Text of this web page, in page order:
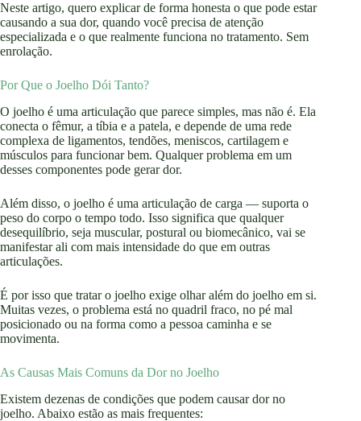
Neste artigo, quero explicar de forma honesta o que pode estar
causando a sua dor, quando você precisa de atenção
especializada e o que realmente funciona no tratamento. Sem
enrolação.
Por Que o Joelho Dói Tanto?
O joelho é uma articulação que parece simples, mas não é. Ela
conecta o fêmur, a tíbia e a patela, e depende de uma rede
complexa de ligamentos, tendões, meniscos, cartilagem e
músculos para funcionar bem. Qualquer problema em um
desses componentes pode gerar dor.
Além disso, o joelho é uma articulação de carga — suporta o
peso do corpo o tempo todo. Isso significa que qualquer
desequilíbrio, seja muscular, postural ou biomecânico, vai se
manifestar ali com mais intensidade do que em outras
articulações.
É por isso que tratar o joelho exige olhar além do joelho em si.
Muitas vezes, o problema está no quadril fraco, no pé mal
posicionado ou na forma como a pessoa caminha e se
movimenta.
As Causas Mais Comuns da Dor no Joelho
Existem dezenas de condições que podem causar dor no
joelho. Abaixo estão as mais frequentes: